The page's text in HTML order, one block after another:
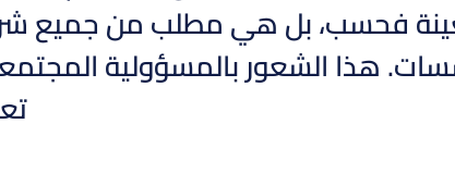
فحسب، بل هي مطلب من جميع
هذا الشعور بالمسؤولية